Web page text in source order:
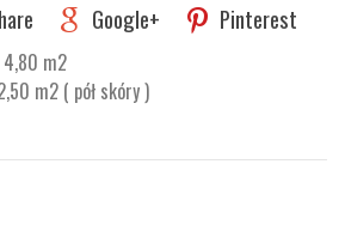
Google+ Pinterest
4,80 m2
m2 ( pół skóry )